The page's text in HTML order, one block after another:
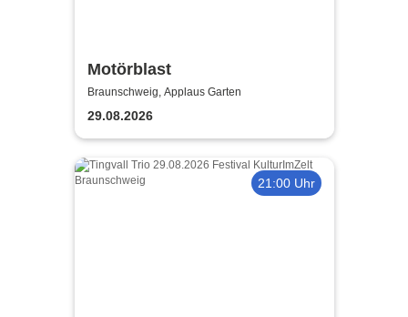
Motörblast
Braunschweig, Applaus Garten
29.08.2026
21:00 Uhr